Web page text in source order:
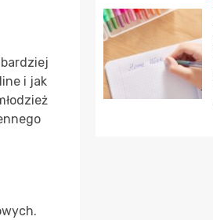
i jak